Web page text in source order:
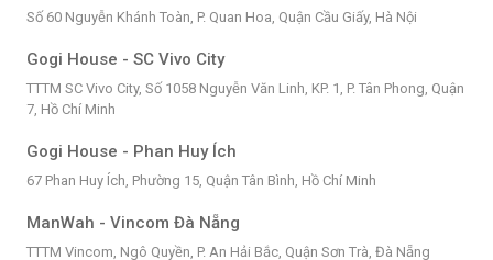
Số 60 Nguyễn Khánh Toàn, P. Quan Hoa, Quận Cầu Giấy, Hà Nội
Gogi House - SC Vivo City
TTTM SC Vivo City, Số 1058 Nguyễn Văn Linh, KP. 1, P. Tân Phong, Quận
7, Hồ Chí Minh
Gogi House - Phan Huy Ích
67 Phan Huy Ích, Phường 15, Quận Tân Bình, Hồ Chí Minh
ManWah - Vincom Đà Nẵng
TTTM Vincom, Ngô Quyền, P. An Hải Bắc, Quận Sơn Trà, Đà Nẵng